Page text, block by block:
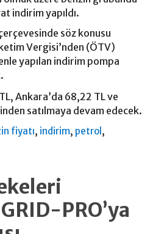
indirim yapıldı.
söz konusu
Vergisi’nden (ÖTV)
yapılan indirim pompa
Ankara’da 68,22 TL ve
satılmaya devam edecek.
fiyatı, indirim, petrol ,
PRO’ya